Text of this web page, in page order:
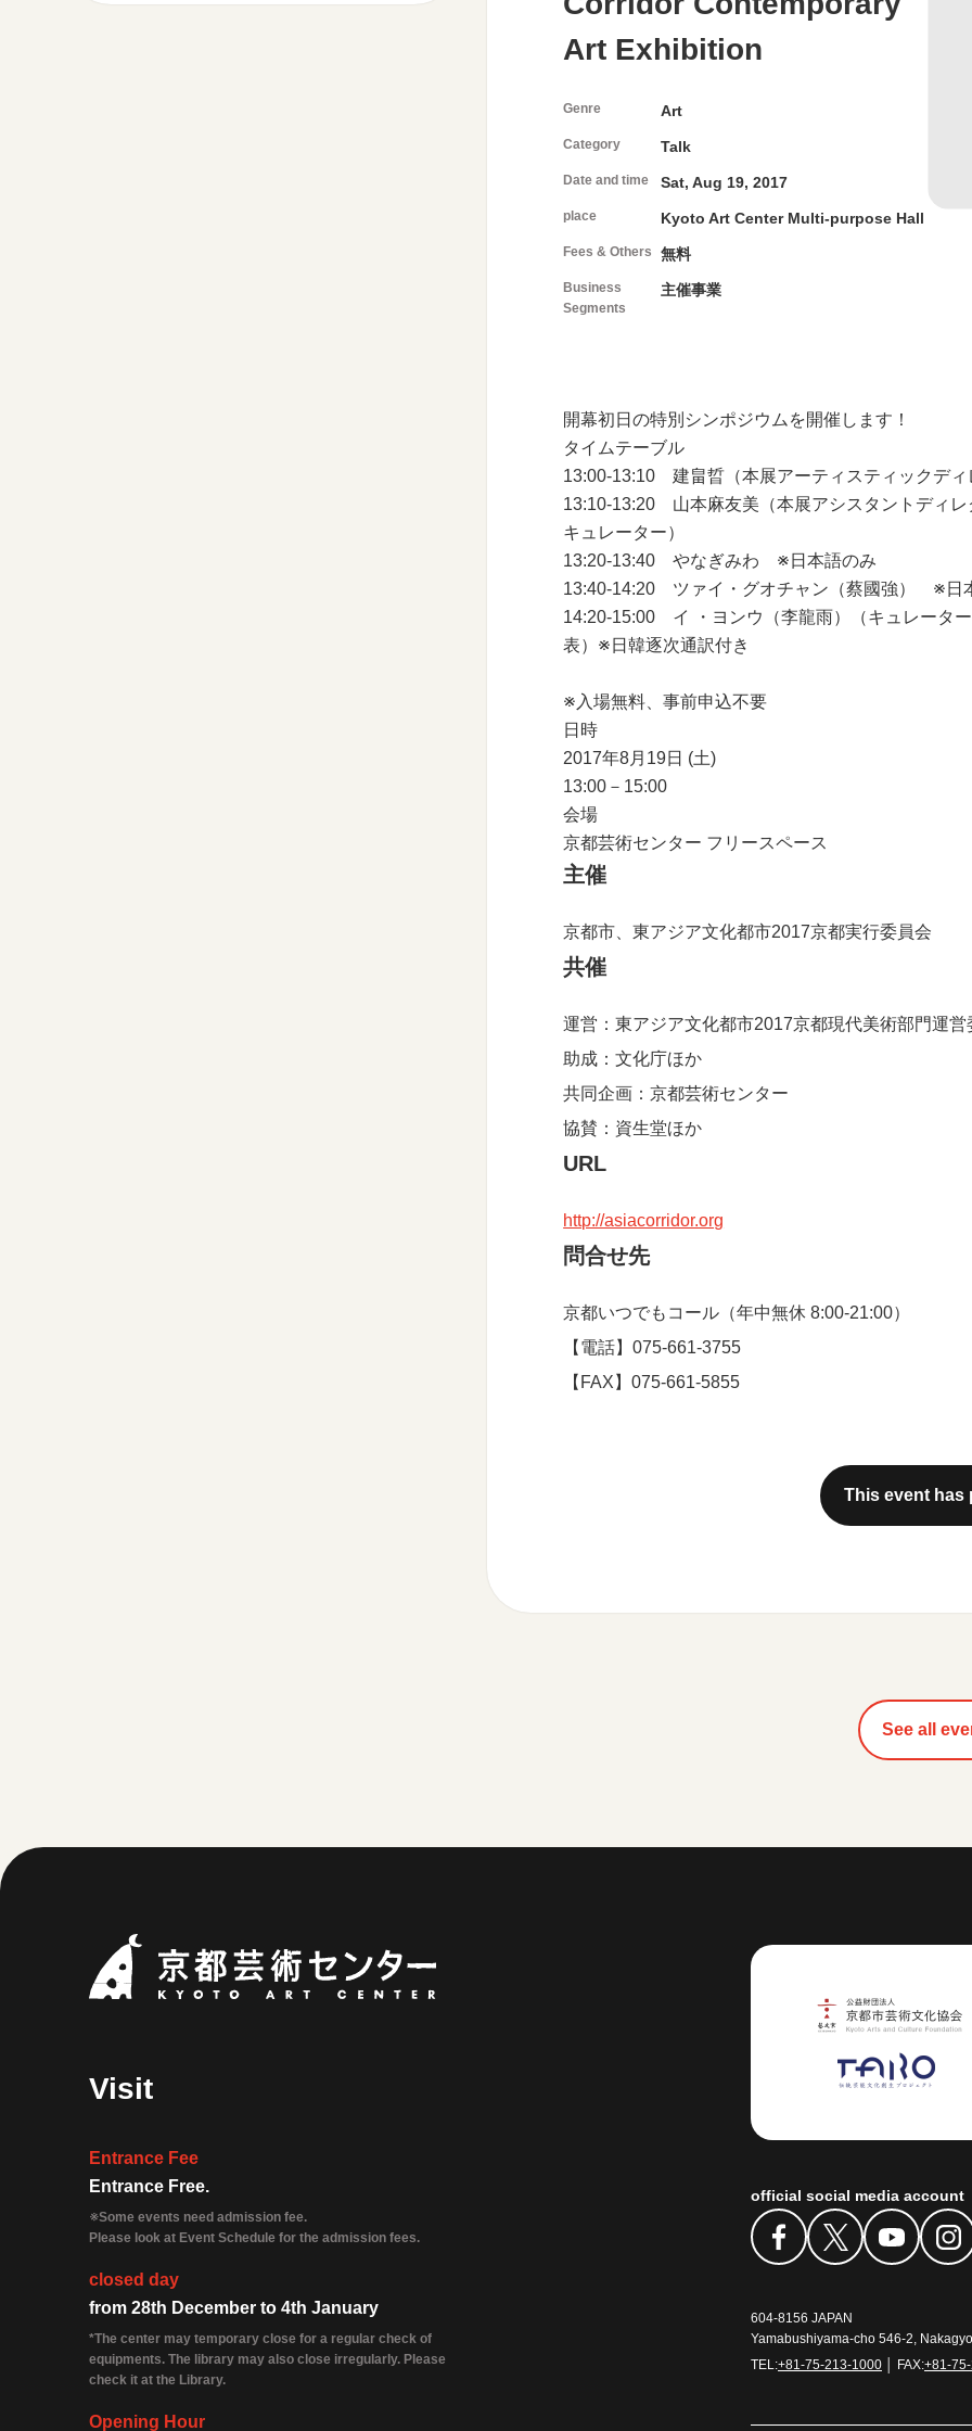
Art Exhibition
Genre Art
Category Talk
Date and time Sat, Aug 19, 2017
place Kyoto Art Center Multi-purpose Hall
Fees & Others 無料
Business
Segments
主催事業
開幕初日の特別シンポジウムを開催します！
タイムテーブル
13:00-13:10 建畠晢（本展アーティスティックデ
13:10-13:20 山本麻友美（本展アシスタントディ
キュレーター）
13:20-13:40 やなぎみわ ※日本語のみ
13:40-14:20 ツァイ・グオチャン（蔡國強） ※日
14:20-15:00 イ ・ヨンウ（李龍雨）（キュレータ
表）※日韓逐次通訳付き
※入場無料、事前申込不要
日時
2017年8月19日 (土)
13:00－15:00
会場
京都芸術センター フリースペース
主催
京都市、東アジア文化都市2017京都実行委員会
共催
運営：東アジア文化都市2017京都現代美術部門運営
助成：文化庁ほか
共同企画：京都芸術センター
協賛：資生堂ほか
URL
http://asiacorridor.org
問合せ先
京都いつでもコール（年中無休 8:00-21:00）
【電話】075‐661‐3755
【FAX】075‐661‐5855
This event has
See all
Visit
Entrance Fee
Entrance Free.
※Some events need admission fee.
Please look at Event Schedule for the admission fees.
closed day
from 28th December to 4th January
*The center may temporary close for a regular check of
equipments. The library may also close irregularly. Please
check it at the Library.
Opening Hour
official social media account
604-8156 JAPAN
Yamabushiyama-cho 546-2,
TEL:+81-75-213-1000 │ FAX:+81-